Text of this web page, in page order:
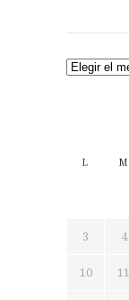
Archivos
L M
3 4
10 11